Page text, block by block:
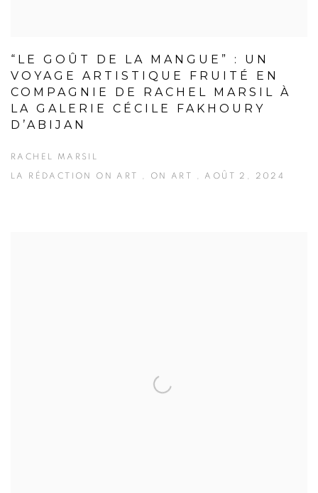
“LE GOÛT DE LA MANGUE” : UN
VOYAGE ARTISTIQUE FRUITÉ EN
COMPAGNIE DE RACHEL MARSIL À
LA GALERIE CÉCILE FAKHOURY
D’ABIJAN
RACHEL MARSIL
LA RÉDACTION ON ART , ON ART , AOÛT 2, 2024